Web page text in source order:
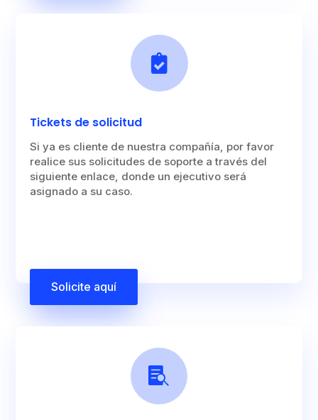

Tickets de solicitud
Si ya es cliente de nuestra compañía, por favor
realice sus solicitudes de soporte a través del
siguiente enlace, donde un ejecutivo será
asignado a su caso.
Solicite aquí
